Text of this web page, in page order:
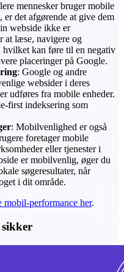
mennesker bruger mobile
er det afgørende at give dem
webside ikke er
at læse, navigere og
hvilket kan føre til en negativ
placeringer på Google.
: Google og andre
websider i deres
udføres fra mobile enheder.
first indeksering som
: Mobilvenlighed er også
foretager mobile
eller tjenester i
er mobilvenlig, øger du
søgeresultater, når
i dit område.
mobil-performance her.